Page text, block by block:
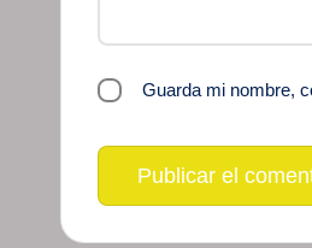
Guarda mi nombre,